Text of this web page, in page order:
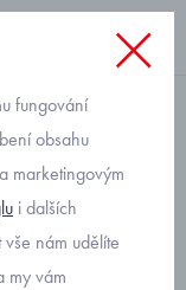
suchý
fungování
obsahu
marketingovým
i dalších
nám udělíte
my vám